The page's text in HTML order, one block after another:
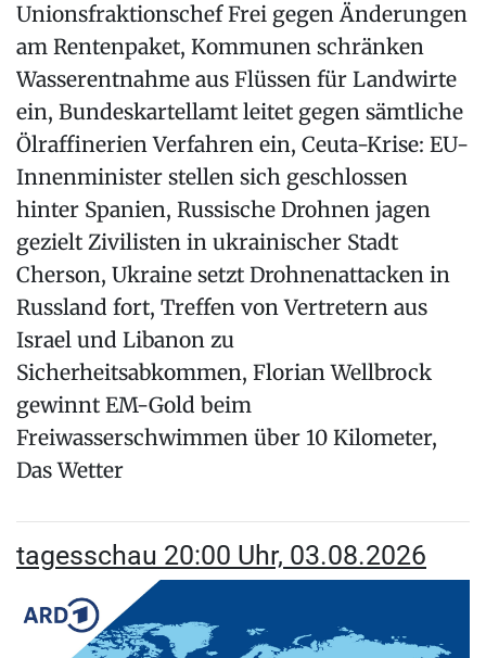
Unionsfraktionschef Frei gegen Änderungen
am Rentenpaket, Kommunen schränken
Wasserentnahme aus Flüssen für Landwirte
ein, Bundeskartellamt leitet gegen sämtliche
Ölraffinerien Verfahren ein, Ceuta-Krise: EU-
Innenminister stellen sich geschlossen
hinter Spanien, Russische Drohnen jagen
gezielt Zivilisten in ukrainischer Stadt
Cherson, Ukraine setzt Drohnenattacken in
Russland fort, Treffen von Vertretern aus
Israel und Libanon zu
Sicherheitsabkommen, Florian Wellbrock
gewinnt EM-Gold beim
Freiwasserschwimmen über 10 Kilometer,
Das Wetter
tagesschau 20:00 Uhr, 03.08.2026